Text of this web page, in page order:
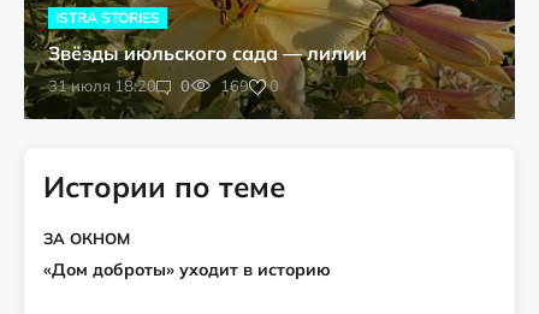
31 июля 18:20 0 169 0
ISTRA STORIES
Звёзды июльского сада — лилии
Истории по теме
ЗА ОКНОМ
«Дом доброты» уходит в историю